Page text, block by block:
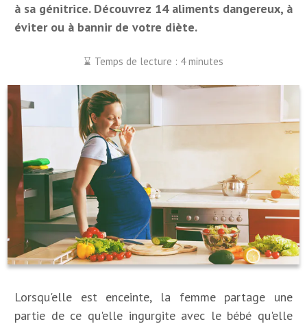
à sa génitrice. Découvrez 14 aliments dangereux, à
éviter ou à bannir de votre diète.
Temps de lecture : 4 minutes
Lorsqu'elle est enceinte, la femme partage une
partie de ce qu'elle ingurgite avec le bébé qu'elle